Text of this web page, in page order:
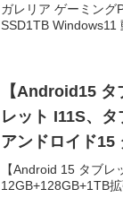
ガレリア ゲーミング
SSD1TB Windows11
【Android15
レット I11S、
アンドロイド15
ブレット 10イ
【Android 15 タブ
12GB+128GB+1TB